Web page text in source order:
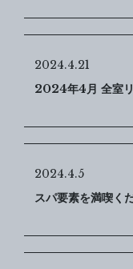
2024.4.21
2024年4月 全室
2024.4.5
スパ要素を満喫く